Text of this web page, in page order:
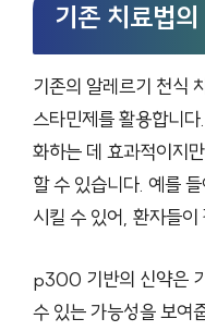
기존 치료법
기존의 알레르기 천식
스타민제를 활용합니
화하는 데 효과적이지
할 수 있습니다. 예를
시킬 수 있어, 환자들
p300 기반의 신약은
수 있는 가능성을 보여